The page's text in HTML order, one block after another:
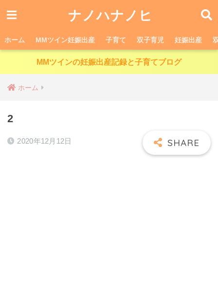
ナノハナノヒ
ホーム MMツイン妊娠出産 子育て 双子育児 妊娠出産
MMツインの妊娠出産記録と子育てブログ
ホーム
2
2020年12月12日